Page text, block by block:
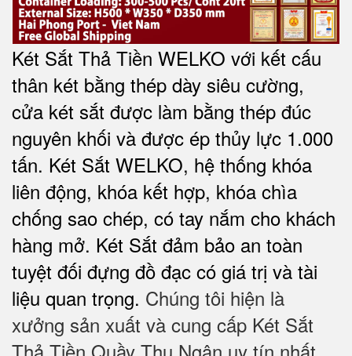
Két Sắt Thả Tiền WELKO với kết cấu
thân két bằng thép dày siêu cường,
cửa két sắt được làm bằng thép đúc
nguyên khối và được ép thủy lực 1.000
tấn. Két Sắt WELKO, hệ thống khóa
liên động, khóa kết hợp, khóa chìa
chống sao chép, có tay nắm cho khách
hàng mở. Két Sắt đảm bảo an toàn
tuyệt đối đựng đồ đạc có giá trị và tài
liệu quan trọng. Chúng tôi hiện là
xưởng sản xuất và cung cấp Két Sắt